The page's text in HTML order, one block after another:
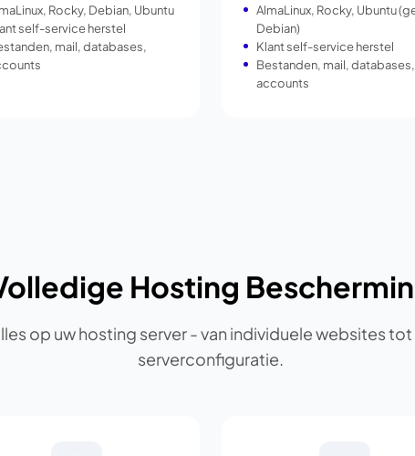
Rocky, Debian, Ubuntu
self-service herstel
mail, databases,
AlmaLinux, Rocky, Ubuntu
Debian)
Klant self-service herstel
Bestanden, mail, databases,
accounts
Hosting
op uw hosting server - van individuele websites
serverconfiguratie.